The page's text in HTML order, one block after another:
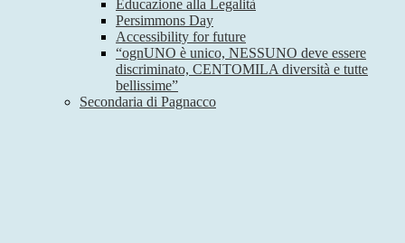
Educazione alla Legalità
Persimmons Day
Accessibility for future
“ognUNO è unico, NESSUNO deve essere
discriminato, CENTOMILA diversità e tutte
bellissime”
Secondaria di Pagnacco